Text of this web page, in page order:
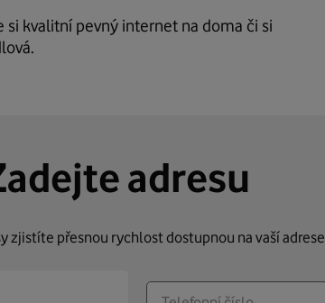
kvalitní pevný internet na doma či si
adresu
zjistíte přesnou rychlost dostupnou na vaší adrese